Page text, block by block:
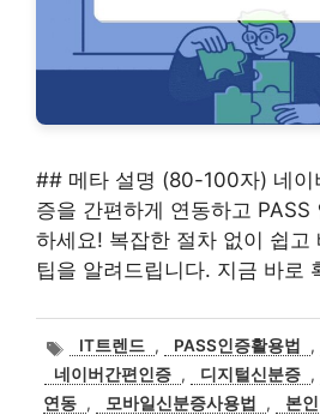
## 메타 설명 (80-100자) 네이
증을 간편하게 연동하고 PASS
하세요! 복잡한 절차 없이 쉽고
팁을 알려드립니다. 지금 바로
태
그
IT트렌드 , PASS인증활용법 ,
네이버간편인증 , 디지털신분증 ,
연동 , 모바일신분증사용법 , 본